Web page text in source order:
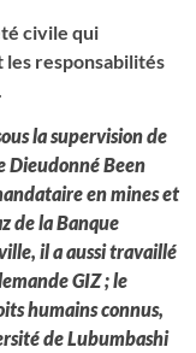
civile qui
responsabilités
la supervision de
Dieudonné Been
en mines et
de la Banque
il a aussi travaillé
GIZ ; le
humains connus,
de Lubumbashi